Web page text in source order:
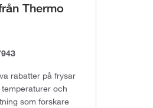
Thermo
rabatter på frysar
och
som forskare